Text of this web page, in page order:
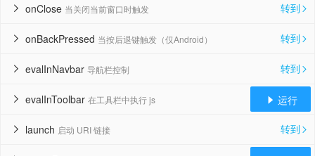
onClose 当关闭当前窗口时触发
 转到 
onBackPressed 当按后退键触发（仅Android）
 转到 
evalInNavbar 导航栏控制
 转到 
evalInToolbar 在工具栏中执行 js
  运行
launch 启动 URI 链接
 转到 